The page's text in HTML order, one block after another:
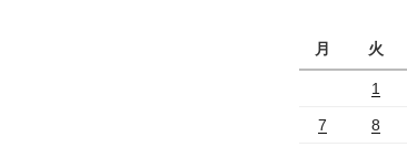
月 火
1
7 8